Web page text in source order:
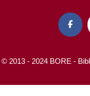

© 2013 - 2024 BORE -